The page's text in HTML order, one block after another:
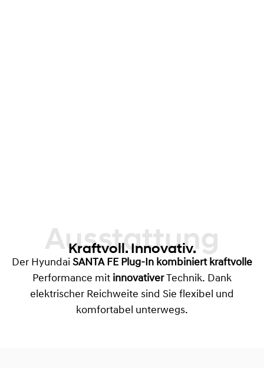
Ausstattung
Kraftvoll. Innovativ.
Der Hyundai SANTA FE Plug-In kombiniert kraftvolle
Performance mit innovativerTechnik. Dank
elektrischer Reichweite sind Sie flexibel und
komfortabel unterwegs.